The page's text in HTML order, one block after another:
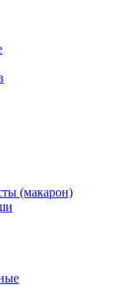
(макарон)